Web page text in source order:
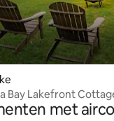
Bay Lakefront
met